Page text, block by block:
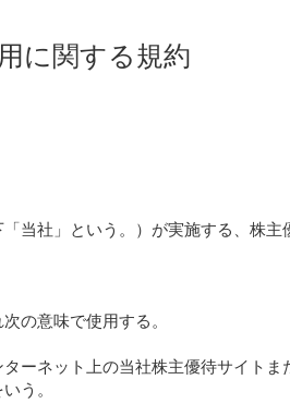
に関する規約
当社」という。）が実施する、株
の意味で使用する。
ーネット上の当社株主優待サイト
う。